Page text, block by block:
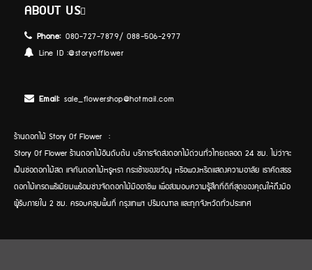
ABOUT US
Phone:080-727-7879/ 088-506-2977
Line ID :@storyofflower
Email: sale_flowershop@hotmail.com
ร้านดอกไม้ Story Of Flower :
Story Of Flower ร้านดอกไม้อันดับต้น บริการจัดส่งดอกไม้ด่วนทั่วไทยตลอด 24 ชม. ไม่ว่าจะ
เป็นช่อดอกไม้สด แจกันดอกไม้หรูหรา กระเช้าของขวัญ หรือพวงหรีดแสดงความอาลัย เราคัดสรร
ดอกไม้เกรดพรีเมียมพร้อมช่างจัดดอกไม้มืออาชีพ เพื่อส่งมอบความรู้สึกที่ดีที่สุดของคุณให้ถึงมือ
ผู้รับภายใน 2 ชม. ครอบคลุมพื้นที่ กรุงเทพฯ ปริมณฑล และทุกจังหวัดทั่วประเทศ